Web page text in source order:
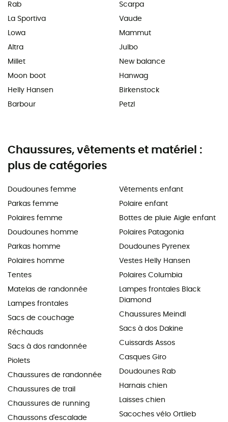
Rab
La Sportiva
Lowa
Altra
Millet
Moon boot
Helly Hansen
Barbour
Scarpa
Vaude
Mammut
Julbo
New balance
Hanwag
Birkenstock
Petzl
Chaussures, vêtements et matériel :
plus de catégories
Doudounes femme
Parkas femme
Polaires femme
Doudounes homme
Parkas homme
Polaires homme
Tentes
Matelas de randonnée
Lampes frontales
Sacs de couchage
Réchauds
Sacs à dos randonnée
Piolets
Chaussures de randonnée
Chaussures de trail
Chaussures de running
Chaussons d'escalade
Vêtements enfant
Polaire enfant
Bottes de pluie Aigle enfant
Polaires Patagonia
Doudounes Pyrenex
Vestes Helly Hansen
Polaires Columbia
Lampes frontales Black
Diamond
Chaussures Meindl
Sacs à dos Dakine
Cuissards Assos
Casques Giro
Doudounes Rab
Harnais chien
Laisses chien
Sacoches vélo Ortlieb